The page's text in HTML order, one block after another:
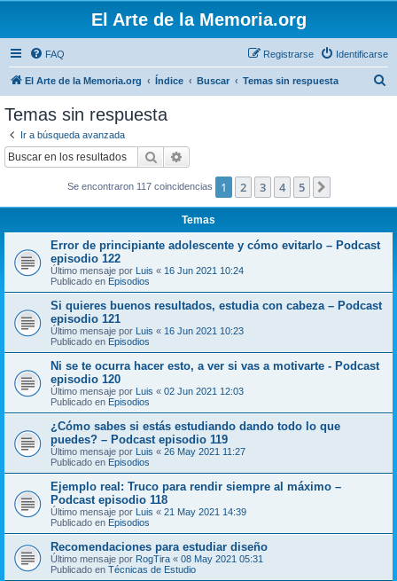
El Arte de la Memoria.org
FAQ Identificarse
Registrarse
El Arte de la Memoria.org Índice Buscar Temas sin respuesta
Temas sin respuesta
Ir a búsqueda avanzada
Buscar
Se encontraron 117 coincidencias 1 2 3 4 5
Temas
Error de principiante adolescente y cómo evitarlo – Podcast
episodio 122
Último mensaje por Luis « 16 Jun 2021 10:24
Publicado en Episodios
Si quieres buenos resultados, estudia con cabeza – Podcast
episodio 121
Último mensaje por Luis « 16 Jun 2021 10:23
Publicado en Episodios
Ni se te ocurra hacer esto, a ver si vas a motivarte - Podcast
episodio 120
Último mensaje por Luis « 02 Jun 2021 12:03
Publicado en Episodios
¿Cómo sabes si estás estudiando dando todo lo que
puedes? – Podcast episodio 119
Último mensaje por Luis « 26 May 2021 11:27
Publicado en Episodios
Ejemplo real: Truco para rendir siempre al máximo –
Podcast episodio 118
Último mensaje por Luis « 21 May 2021 14:39
Publicado en Episodios
Recomendaciones para estudiar diseño
Último mensaje por RogTira « 08 May 2021 05:31
Publicado en Técnicas de Estudio